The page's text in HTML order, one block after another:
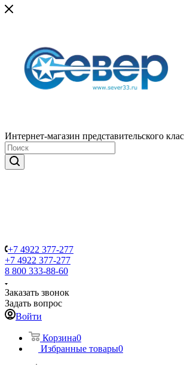
Интернет-магазин представительского
+7 4922 377-277
+7 4922 377-277
8 800 333-88-60
Заказать звонок
Задать вопрос
Войти
Корзина0
Избранные товары0